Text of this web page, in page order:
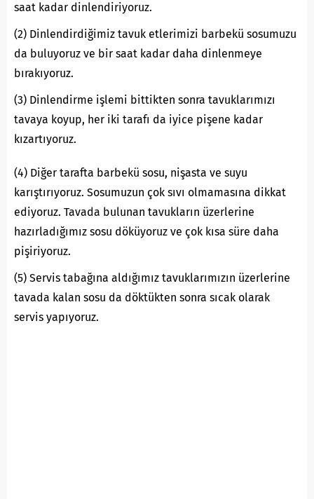
saat kadar dinlendiriyoruz.
(2) Dinlendirdiğimiz tavuk etlerimizi barbekü sosumuzu
da buluyoruz ve bir saat kadar daha dinlenmeye
bırakıyoruz.
(3) Dinlendirme işlemi bittikten sonra tavuklarımızı
tavaya koyup, her iki tarafı da iyice pişene kadar
kızartıyoruz.
(4) Diğer tarafta barbekü sosu, nişasta ve suyu
karıştırıyoruz. Sosumuzun çok sıvı olmamasına dikkat
ediyoruz. Tavada bulunan tavukların üzerlerine
hazırladığımız sosu döküyoruz ve çok kısa süre daha
pişiriyoruz.
(5) Servis tabağına aldığımız tavuklarımızın üzerlerine
tavada kalan sosu da döktükten sonra sıcak olarak
servis yapıyoruz.